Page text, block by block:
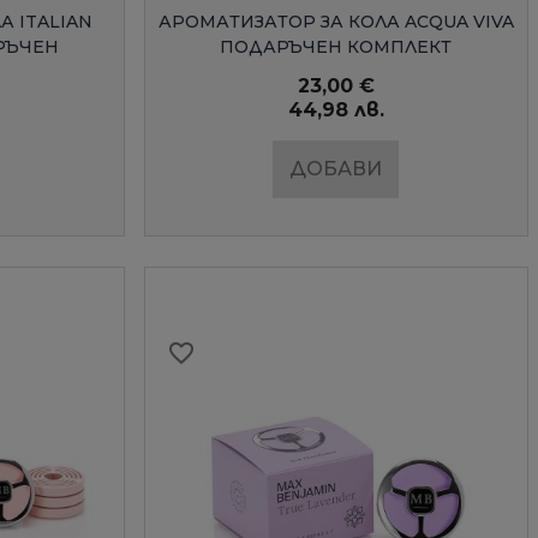
×
×
ITALIAN
БЪРЗ ПРЕГЛЕД
АРОМАТИЗАТОР ЗА КОЛА ACQUA VIVA
ПОДАРЪЧЕН КОМПЛЕКТ
23,00 €
44,98 лв.
ДОБАВИ
favorite_border